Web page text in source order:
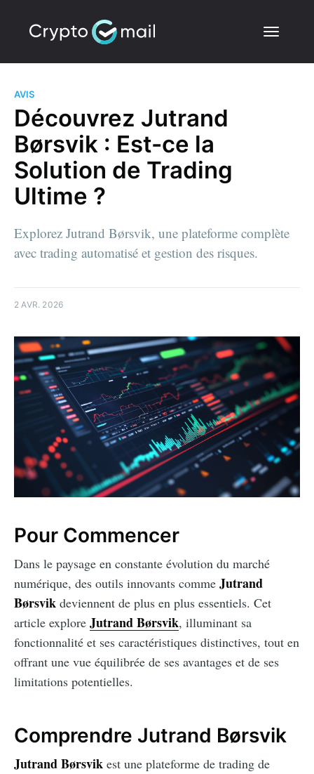
AVIS
Découvrez Jutrand
Børsvik : Est-ce la
Solution de Trading
Ultime ?
Explorez Jutrand Børsvik, une plateforme complète
avec trading automatisé et gestion des risques.
2 AVR. 2026
Pour Commencer
Dans le paysage en constante évolution du marché
numérique, des outils innovants comme Jutrand
Børsvik deviennent de plus en plus essentiels. Cet
article explore Jutrand Børsvik, illuminant sa
fonctionnalité et ses caractéristiques distinctives, tout en
offrant une vue équilibrée de ses avantages et de ses
limitations potentielles.
Comprendre Jutrand Børsvik
Jutrand Børsvik est une plateforme de trading de